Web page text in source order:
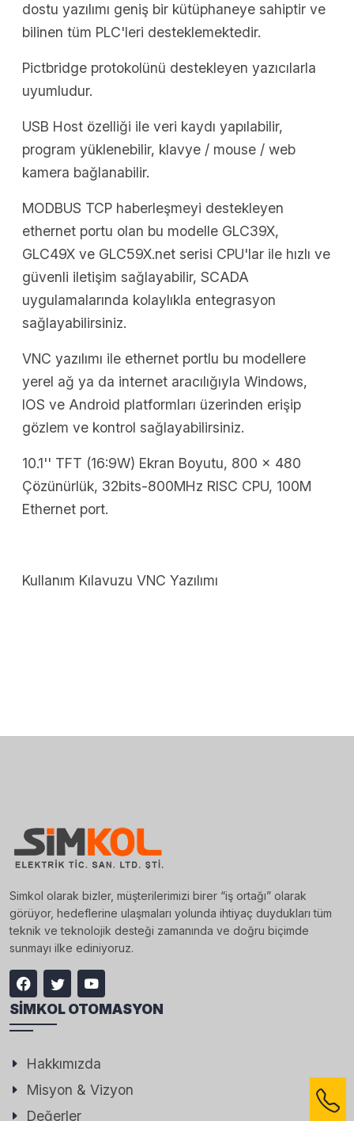
dostu yazılımı geniş bir kütüphaneye sahiptir ve
bilinen tüm PLC'leri desteklemektedir.
Pictbridge protokolünü destekleyen yazıcılarla
uyumludur.
USB Host özelliği ile veri kaydı yapılabilir,
program yüklenebilir, klavye / mouse / web
kamera bağlanabilir.
MODBUS TCP haberleşmeyi destekleyen
ethernet portu olan bu modelle GLC39X,
GLC49X ve GLC59X.net serisi CPU'lar ile hızlı ve
güvenli iletişim sağlayabilir, SCADA
uygulamalarında kolaylıkla entegrasyon
sağlayabilirsiniz.
VNC yazılımı ile ethernet portlu bu modellere
yerel ağ ya da internet aracılığıyla Windows,
IOS ve Android platformları üzerinden erişip
gözlem ve kontrol sağlayabilirsiniz.
10.1'' TFT (16:9W) Ekran Boyutu, 800 x 480
Çözünürlük, 32bits-800MHz RISC CPU, 100M
Ethernet port.
Kullanım Kılavuzu VNC Yazılımı
Simkol olarak bizler, müşterilerimizi birer “iş ortağı” olarak
görüyor, hedeflerine ulaşmaları yolunda ihtiyaç duydukları tüm
teknik ve teknolojik desteği zamanında ve doğru biçimde
sunmayı ilke ediniyoruz.
SIMKOL OTOMASYON
Hakkımızda
Misyon & Vizyon
Değerler